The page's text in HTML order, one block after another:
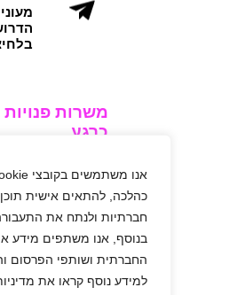
כהלכה, להתאים אישית
חברתיות ולנתח את
בנוסף, אנו משתפים מידע
החברתית ושותפי הפרסום
למידע נוסף קראו את
כרגע...
לחצו עלי